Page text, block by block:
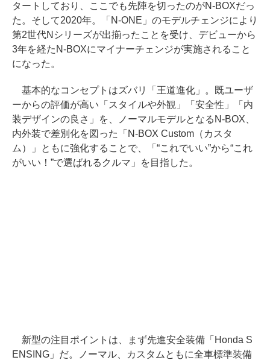
タートしており、ここでも先陣を切ったのがN-BOXだっ
た。そして2020年。「N-ONE」のモデルチェンジにより
第2世代Nシリーズが出揃ったことを受け、デビューから
3年を経たN-BOXにマイナーチェンジが実施されること
になった。
基本的なコンセプトはズバリ「王道進化」。既ユーザ
ーからの評価が高い「スタイルや外観」「安全性」「内
装デザインの良さ」を、ノーマルモデルとなるN-BOX、
内外装で差別化を図った「N-BOX Custom（カスタ
ム）」ともに強化することで、「“これでいい”から“これ
がいい！”で選ばれるクルマ」を目指した。
新型の注目ポイントは、まず先進安全装備「Honda S
ENSING」だ。ノーマル、カスタムともに全車標準装備